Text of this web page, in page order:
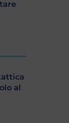
al